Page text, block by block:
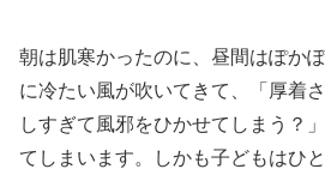
朝は肌寒かったのに、昼間はぽか
に冷たい風が吹いてきて、「厚着
しすぎて風邪をひかせてしまう？
てしまいます。しかも子どもはひ